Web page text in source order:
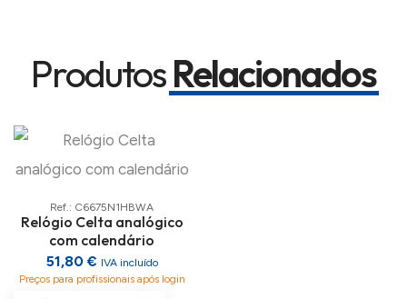
ProdutosRelacionados
Ref.: C6675N1HBWA
Relógio Celta analógico
com calendário
51,80 € IVA incluído
Preços para profissionais após login